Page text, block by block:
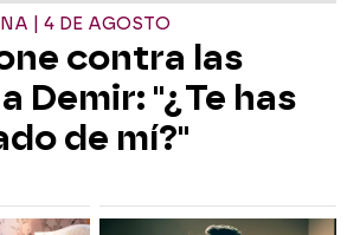
| 4 DE AGOSTO
contra las
Demir: "¿Te has
de mí?"